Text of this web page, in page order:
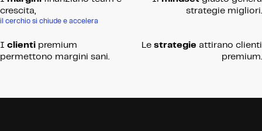
crescita,
il cerchio si chiude e accelera
strategie migliori.
I clienti premium
permettono margini sani.
Le strategie attirano clienti
premium.